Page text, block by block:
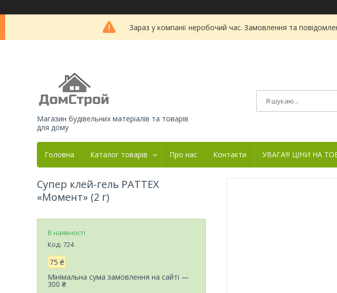
Зараз у компанії неробочий час. Замовлення та
Магазин будівельних матеріалів та товарів
для дому
Головна Каталог товарів Про нас Контакти УВАГА!!! ЦІНИ НА
Супер клей-гель PATTEX
«Момент» (2 г)
В наявності
Код: 724
75 ₴
Мінімальна сума замовлення на сайті —
300 ₴